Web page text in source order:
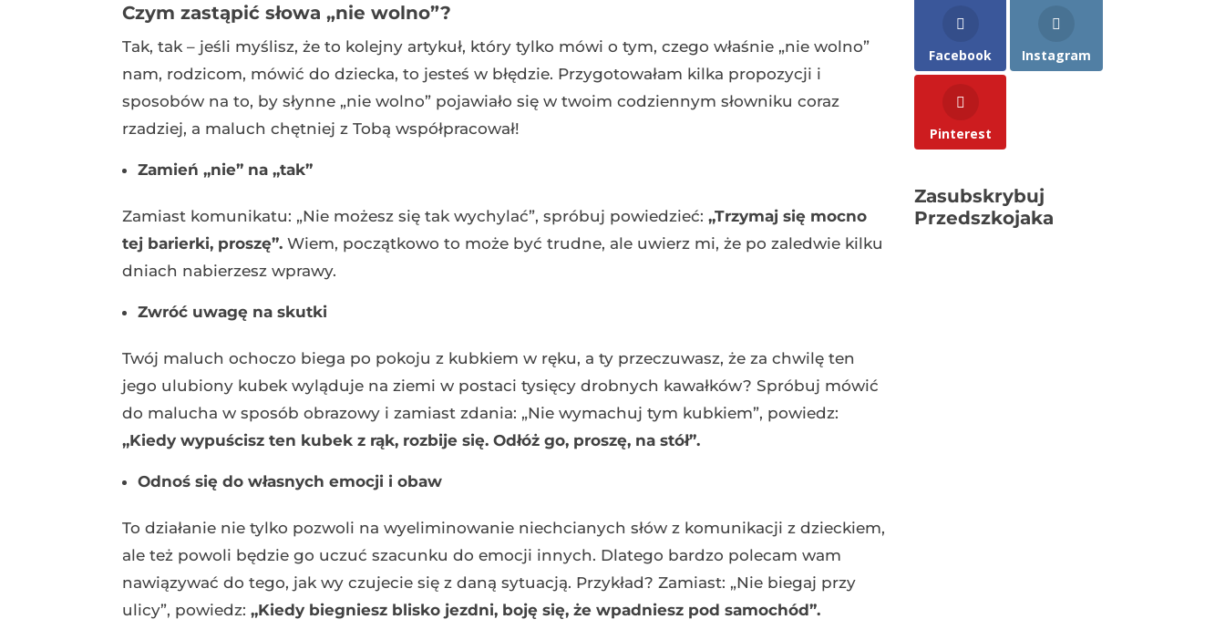
Czym zastąpić słowa „nie wolno”?
Tak, tak – jeśli myślisz, że to kolejny artykuł, który tylko mówi o tym, czego właśnie „nie wolno”
nam, rodzicom, mówić do dziecka, to jesteś w błędzie. Przygotowałam kilka propozycji i
sposobów na to, by słynne „nie wolno” pojawiało się w twoim codziennym słowniku coraz
rzadziej, a maluch chętniej z Tobą współpracował!
Zamień „nie” na „tak”
Zamiast komunikatu: „Nie możesz się tak wychylać”, spróbuj powiedzieć:„Trzymaj się mocno
tej barierki, proszę”. Wiem, początkowo to może być trudne, ale uwierz mi, że po zaledwie kilku
dniach nabierzesz wprawy.
Zwróć uwagę na skutki
Twój maluch ochoczo biega po pokoju z kubkiem w ręku, a ty przeczuwasz, że za chwilę ten
jego ulubiony kubek wyląduje na ziemi w postaci tysięcy drobnych kawałków? Spróbuj mówić
do malucha w sposób obrazowy i zamiast zdania: „Nie wymachuj tym kubkiem”, powiedz:
„Kiedy wypuścisz ten kubek z rąk, rozbije się. Odłóż go, proszę, na stół”.
Odnoś się do własnych emocji i obaw
To działanie nie tylko pozwoli na wyeliminowanie niechcianych słów z komunikacji z dzieckiem,
ale też powoli będzie go uczuć szacunku do emocji innych. Dlatego bardzo polecam wam
nawiązywać do tego, jak wy czujecie się z daną sytuacją. Przykład? Zamiast: „Nie biegaj przy
ulicy”, powiedz:„Kiedy biegniesz blisko jezdni, boję się, że wpadniesz pod samochód”.
Facebook Instagram
Pinterest
Zasubskrybuj
Przedszkojaka